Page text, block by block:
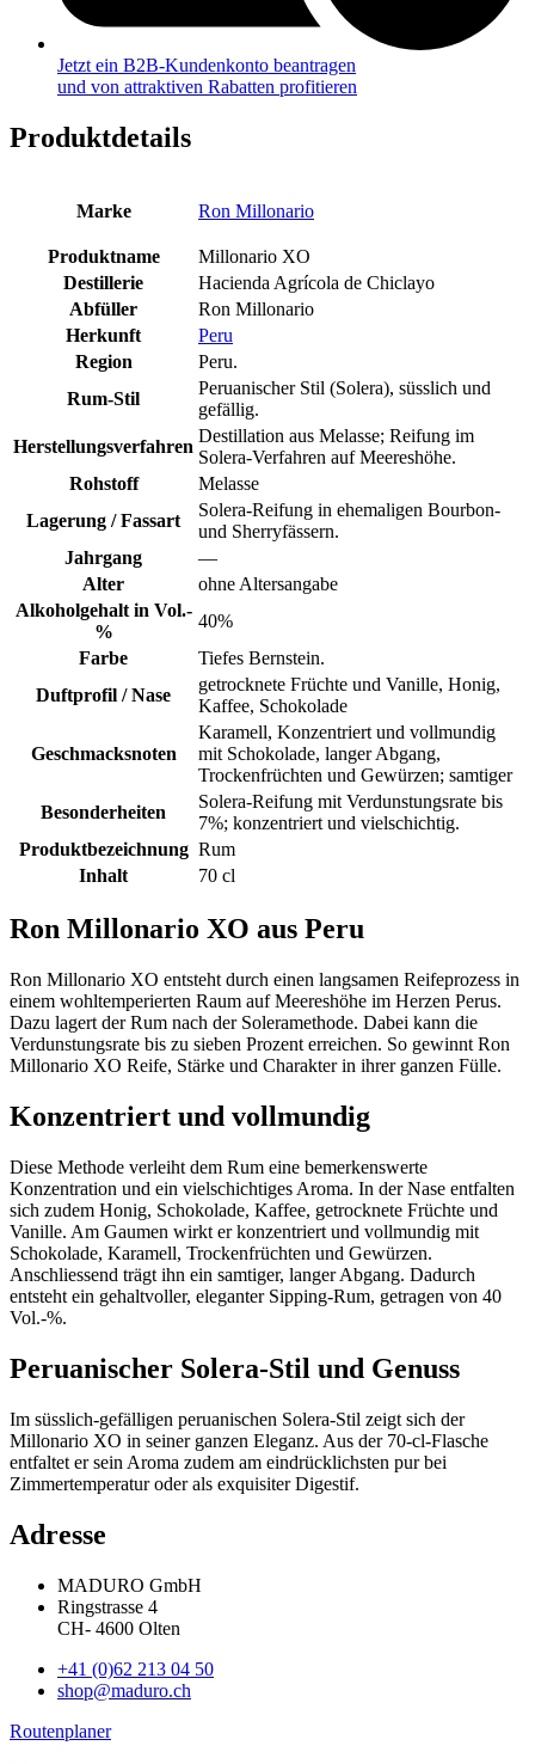
Jetzt ein B2B-Kundenkonto beantragen
und von attraktiven Rabatten profitieren
Produktdetails
Marke Ron Millonario
Produktname
Millonario XO
Destillerie
Hacienda Agrícola de Chiclayo
Abfüller
Ron Millonario
Herkunft
Peru
Region
Peru.
Rum-Stil
Peruanischer Stil (Solera), süsslich und
gefällig.
Herstellungsverfahren
Destillation aus Melasse; Reifung im
Solera-Verfahren auf Meereshöhe.
Rohstoff
Melasse
Lagerung / Fassart
Solera-Reifung in ehemaligen Bourbon-
und Sherryfässern.
Jahrgang
—
Alter
ohne Altersangabe
Alkoholgehalt in Vol.-
%
40%
Farbe
Tiefes Bernstein.
Duftprofil / Nase
getrocknete Früchte und Vanille, Honig,
Kaffee, Schokolade
Geschmacksnoten
Karamell, Konzentriert und vollmundig
mit Schokolade, langer Abgang,
Trockenfrüchten und Gewürzen; samtiger
Besonderheiten
Solera-Reifung mit Verdunstungsrate bis
7%; konzentriert und vielschichtig.
Produktbezeichnung Rum
Inhalt
70 cl
Ron Millonario XO aus Peru
Ron Millonario XO entsteht durch einen langsamen Reifeprozess in
einem wohltemperierten Raum auf Meereshöhe im Herzen Perus.
Dazu lagert der Rum nach der Soleramethode. Dabei kann die
Verdunstungsrate bis zu sieben Prozent erreichen. So gewinnt Ron
Millonario XO Reife, Stärke und Charakter in ihrer ganzen Fülle.
Konzentriert und vollmundig
Diese Methode verleiht dem Rum eine bemerkenswerte
Konzentration und ein vielschichtiges Aroma. In der Nase entfalten
sich zudem Honig, Schokolade, Kaffee, getrocknete Früchte und
Vanille. Am Gaumen wirkt er konzentriert und vollmundig mit
Schokolade, Karamell, Trockenfrüchten und Gewürzen.
Anschliessend trägt ihn ein samtiger, langer Abgang. Dadurch
entsteht ein gehaltvoller, eleganter Sipping-Rum, getragen von 40
Vol.-%.
Peruanischer Solera-Stil und Genuss
Im süsslich-gefälligen peruanischen Solera-Stil zeigt sich der
Millonario XO in seiner ganzen Eleganz. Aus der 70-cl-Flasche
entfaltet er sein Aroma zudem am eindrücklichsten pur bei
Zimmertemperatur oder als exquisiter Digestif.
Adresse
MADURO GmbH
Ringstrasse 4
CH- 4600 Olten
+41 (0)62 213 04 50
shop@maduro.ch
Routenplaner